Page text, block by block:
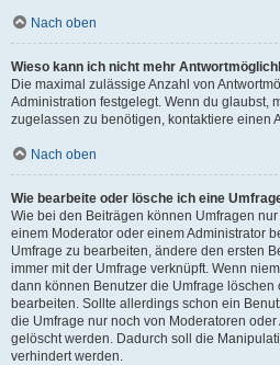
Nach oben
Wieso kann ich nicht mehr
Die maximal zulässige Anzahl von
Administration festgelegt. Wenn du glaubst,
zugelassen zu benötigen, kontaktiere einen
Nach oben
Wie bearbeite oder lösche ich eine
Wie bei den Beiträgen können Umfragen
einem Moderator oder einem Administrator
Umfrage zu bearbeiten, ändere den ersten
immer mit der Umfrage verknüpft. Wenn
dann können Benutzer die Umfrage löschen
bearbeiten. Sollte allerdings schon ein
die Umfrage nur noch von Moderatoren
gelöscht werden. Dadurch soll die
verhindert werden.